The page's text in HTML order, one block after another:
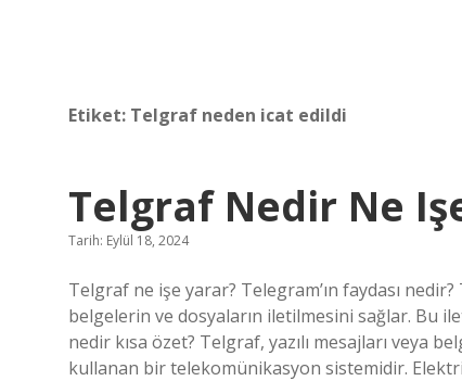
Etiket: Telgraf neden icat edildi
Telgraf Nedir Ne
Tarih: Eylül 18, 2024
Telgraf ne işe yarar? Telegram’ın faydası
belgelerin ve dosyaların iletilmesini sağlar. Bu
nedir kısa özet? Telgraf, yazılı mesajları veya
kullanan bir telekomünikasyon sistemidir.